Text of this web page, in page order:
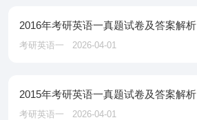
2016年考研英语一真题试卷及答案解析
考研英语一 2026-04-01
2015年考研英语一真题试卷及答案解析
考研英语一 2026-04-01